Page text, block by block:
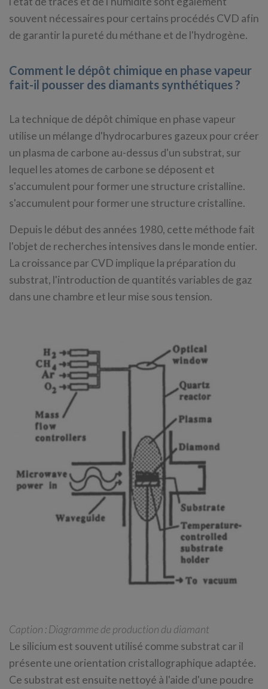
souvent nécessaires pour certains procédés CVD afin
de garantir la pureté du méthane et de l'hydrogène.
Comment le dépôt chimique en phase vapeur
fait-il pousser des diamants synthétiques ?
La technique de dépôt chimique en phase vapeur
utilise un mélange d'hydrocarbures gazeux pour créer
un plasma de carbone au-dessus d'un substrat, sur
lequel les atomes de carbone se déposent et
s'accumulent pour former une structure cristalline.
s'accumulent pour former une structure cristalline.
Depuis le début des années 1980, cette méthode fait
l'objet de recherches intensives dans le monde entier.
La croissance par CVD implique la préparation du
substrat, l'introduction de quantités variables de gaz
dans une chambre et leur mise sous tension.
Caption : Diagramme de production du diamant
Le silicium est souvent utilisé comme substrat car il
présente une orientation cristallographique adaptée.
Ce substrat est ensuite nettoyé à l'aide d'une poudre